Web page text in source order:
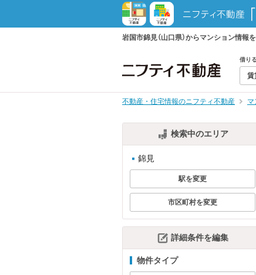
岩国市錦見（山口県）からマンション情
借りる
賃
不動産・住宅情報のニフティ不動産 マ
検索中のエリア
錦見
駅を変更
市区町村を変更
詳細条件を編集
物件タイプ